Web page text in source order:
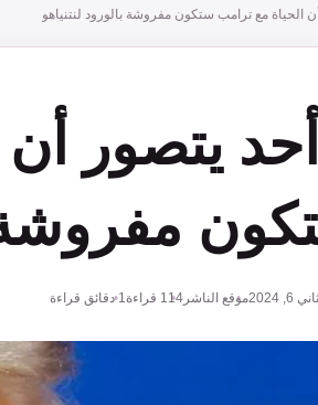
الحياة مع ترامب ستكون مفروشة بالورود لنتنياهو
أحد يتصور
مفروشة
2024 موقع الناشر 114 قراءة1 دقائق قراءة